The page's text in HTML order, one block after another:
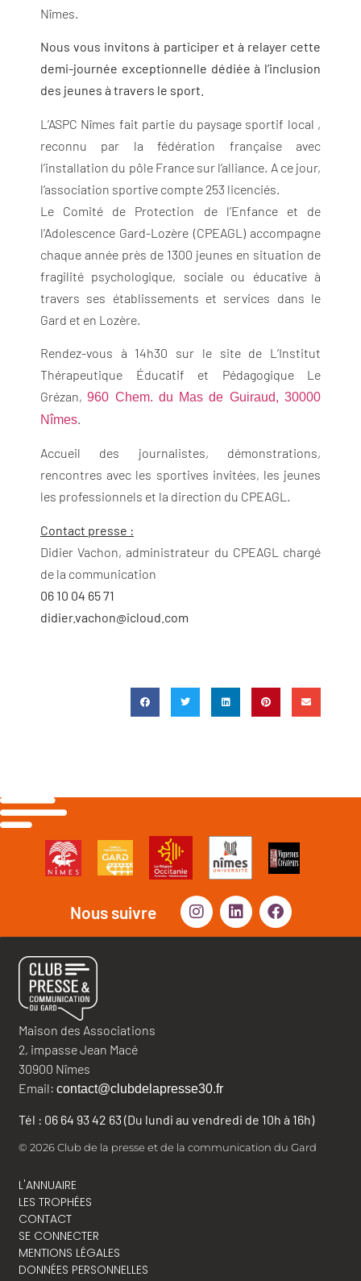
Nîmes.
Nous vous invitons à participer et à relayer cette
demi-journée exceptionnelle dédiée à l’inclusion
des jeunes à travers le sport.
L’ASPC Nîmes fait partie du paysage sportif local ,
reconnu par la fédération française avec
l’installation du pôle France sur l’alliance. A ce jour,
l’association sportive compte 253 licenciés.
Le Comité de Protection de l’Enfance et de
l’Adolescence Gard-Lozère (CPEAGL) accompagne
chaque année près de 1300 jeunes en situation de
fragilité psychologique, sociale ou éducative à
travers ses établissements et services dans le
Gard et en Lozère.
Rendez-vous à 14h30 sur le site de L’Institut
Thérapeutique Éducatif et Pédagogique Le
Grézan,960 Chem. du Mas de Guiraud, 30000
Nîmes.
Accueil des journalistes, démonstrations,
rencontres avec les sportives invitées, les jeunes
les professionnels et la direction du CPEAGL.
Contact presse :
Didier Vachon, administrateur du CPEAGL chargé
de la communication
06 10 04 65 71
didier.vachon@icloud.com
Nous suivre
Maison des Associations
2, impasse Jean Macé
30900 Nîmes
Email: contact@clubdelapresse30.fr
Tél : 06 64 93 42 63 (Du lundi au vendredi de 10h à 16h)
© 2026 Club de la presse et de la communication du Gard
L'ANNUAIRE
LES TROPHÉES
CONTACT
SE CONNECTER
MENTIONS LÉGALES
DONNÉES PERSONNELLES